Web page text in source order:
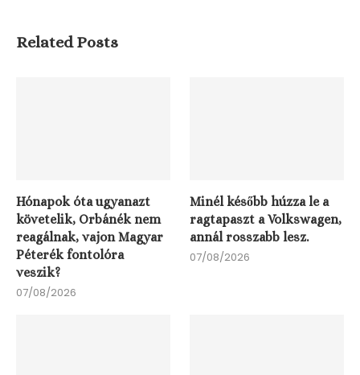
Related Posts
Hónapok óta ugyanazt
követelik, Orbánék nem
reagálnak, vajon Magyar
Péterék fontolóra
veszik?
07/08/2026
Minél később húzza le a
ragtapaszt a Volkswagen,
annál rosszabb lesz.
07/08/2026